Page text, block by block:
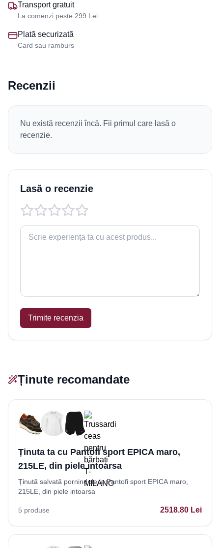
Transport gratuit
La comenzi peste 299 Lei
Plată securizată
Card sau ramburs
Recenzii
Nu există recenzii încă. Fii primul care lasă o
recenzie.
Lasă o recenzie
Trimite recenzia
Ținute recomandate
Ținuta ta cu Pantofi sport EPICA maro,
215LE, din piele intoarsa
Ținută salvată pornind de la Pantofi sport EPICA maro,
215LE, din piele intoarsa
5 produse 2518.80 Lei